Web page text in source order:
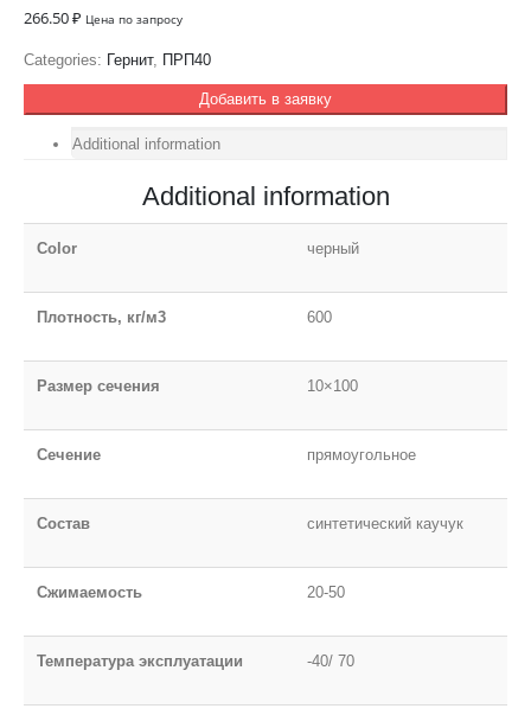
266.50₽ Цена по запросу
Categories: Гернит, ПРП40
Добавить в заявку
Additional information
Additional information
Color черный
Плотность, кг/м3 600
Размер сечения 10×100
Сечение прямоугольное
Состав синтетический каучук
Сжимаемость 20-50
Температура эксплуатации -40/ 70